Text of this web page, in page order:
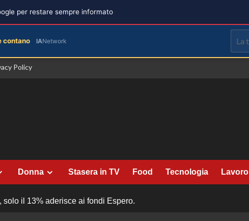
Policy
Donna Stasera in TV Food Tecnologia Lavoro
il 13% aderisce ai fondi Espero.
per restare sempre informato
contano IANetwork